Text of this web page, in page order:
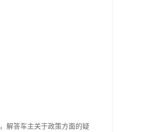
解答车主关于政策方面的疑